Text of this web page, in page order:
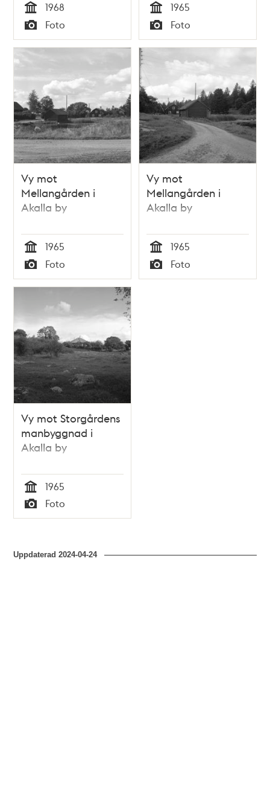
Tid
1968
Typ
Foto Tid
1965
Typ
Foto
Vy mot
Mellangården i
Akalla by
Tid
1965
Typ
Foto
Vy mot
Mellangården i
Akalla by
Tid
1965
Typ
Foto
Vy mot Storgårdens
manbyggnad i
Akalla by
Tid
1965
Typ
Foto
Uppdaterad2024-04-24